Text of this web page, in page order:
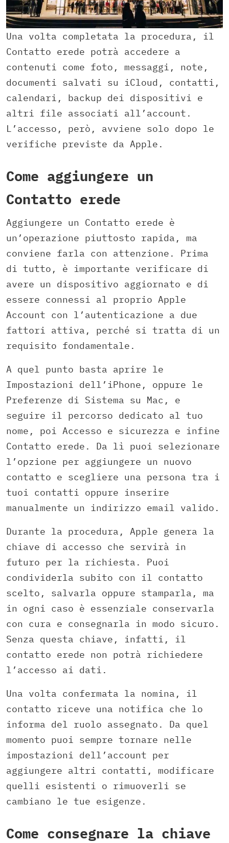
Una volta completata la procedura, il
Contatto erede potrà accedere a
contenuti come foto, messaggi, note,
documenti salvati su iCloud, contatti,
calendari, backup dei dispositivi e
altri file associati all’account.
L’accesso, però, avviene solo dopo le
verifiche previste da Apple.
Come aggiungere un
Contatto erede
Aggiungere un Contatto erede è
un’operazione piuttosto rapida, ma
conviene farla con attenzione. Prima
di tutto, è importante verificare di
avere un dispositivo aggiornato e di
essere connessi al proprio Apple
Account con l’autenticazione a due
fattori attiva, perché si tratta di un
requisito fondamentale.
A quel punto basta aprire le
Impostazioni dell’iPhone, oppure le
Preferenze di Sistema su Mac, e
seguire il percorso dedicato al tuo
nome, poi Accesso e sicurezza e infine
Contatto erede. Da lì puoi selezionare
l’opzione per aggiungere un nuovo
contatto e scegliere una persona tra i
tuoi contatti oppure inserire
manualmente un indirizzo email valido.
Durante la procedura, Apple genera la
chiave di accesso che servirà in
futuro per la richiesta. Puoi
condividerla subito con il contatto
scelto, salvarla oppure stamparla, ma
in ogni caso è essenziale conservarla
con cura e consegnarla in modo sicuro.
Senza questa chiave, infatti, il
contatto erede non potrà richiedere
l’accesso ai dati.
Una volta confermata la nomina, il
contatto riceve una notifica che lo
informa del ruolo assegnato. Da quel
momento puoi sempre tornare nelle
impostazioni dell’account per
aggiungere altri contatti, modificare
quelli esistenti o rimuoverli se
cambiano le tue esigenze.
Come consegnare la chiave